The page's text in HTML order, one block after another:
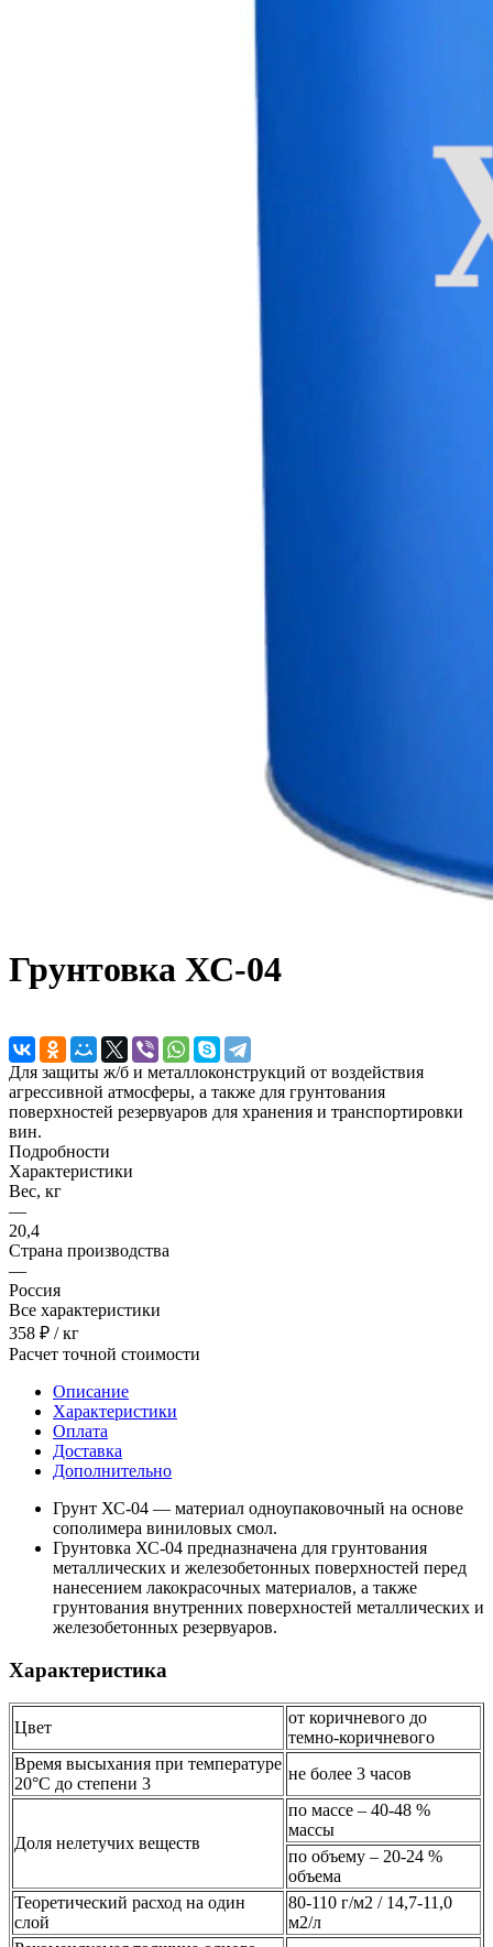
Грунтовка ХС-04
Для защиты ж/б и металлоконструкций от воздействия
агрессивной атмосферы, а также для грунтования
поверхностей резервуаров для хранения и транспортировки
вин.
Подробности
Характеристики
Вес, кг
—
20,4
Страна производства
—
Россия
Все характеристики
358 ₽ / кг
Расчет точной стоимости
Описание
Характеристики
Оплата
Доставка
Дополнительно
Грунт ХС-04 — материал одноупаковочный на основе
сополимера виниловых смол.
Грунтовка ХС-04 предназначена для грунтования
металлических и железобетонных поверхностей перед
нанесением лакокрасочных материалов, а также
грунтования внутренних поверхностей металлических и
железобетонных резервуаров.
Характеристика
Цвет
от коричневого до
темно-коричневого
Время высыхания при температуре
20°С до степени 3
не более 3 часов
Доля нелетучих веществ
по массе – 40-48 %
массы
по объему – 20-24 %
объема
Теоретический расход на один
слой
80-110 г/м2 / 14,7-11,0
м2/л